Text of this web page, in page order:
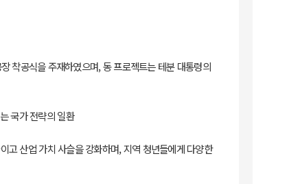
착공식을 주재하였으며, 동 프로젝트는 테분 대통령의
국가 전략의 일환
고 산업 가치 사슬을 강화하며, 지역 청년들에게 다양한